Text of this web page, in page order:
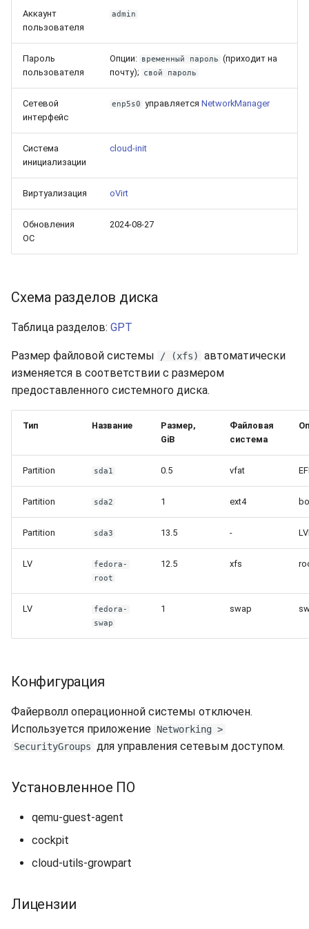
Аккаунт
пользователя
admin
Пароль
пользователя
Опции: временный пароль (приходит на
почту);
свой пароль
Сетевой
интерфейс
enp5s0 управляетсяNetworkManager
Система
инициализации
cloud-init
Виртуализация oVirt
Обновления
ОС
2024-08-27
Схема разделов диска
Таблица разделов: GPT
Размер файловой системы / (xfs)
автоматически
изменяется в соответствии с размером
предоставленного системного диска.
Тип Название
Размер,
GiB
Файловая
система
Partition sda1 0.5 vfat
Partition sda2 1 ext4
Partition sda3 13.5 -
LV
fedora-
root
12.5 xfs
LV
fedora-
swap
1 swap
Конфигурация
Файерволл операционной системы отключен.
Используется приложение Networking >
SecurityGroups для управления сетевым доступом.
Установленное ПО
qemu-guest-agent
cockpit
cloud-utils-growpart
Лицензии